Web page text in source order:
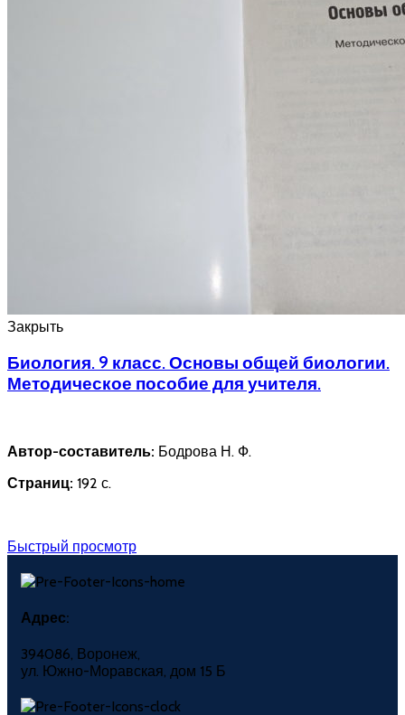
Закрыть
Биология. 9 класс. Основы общей биологии.
Методическое пособие для учителя.
Автор-составитель: Бодрова Н. Ф.
Страниц: 192 с.
Быстрый просмотр
Адрес:
394086, Воронеж,
ул. Южно-Моравская, дом 15 Б